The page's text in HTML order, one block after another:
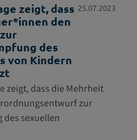
zeigt, dass
den
des
von Kindern
25.07.2023
zeigt, dass die Mehrheit
zur
sexuellen